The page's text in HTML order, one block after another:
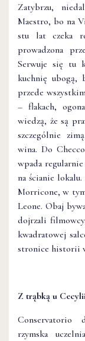
Zatybrzu,
Maestro, bo na
stu lat czeka
prowadzona
Serwuje się tu
kuchnię ubogą,
przede
– flakach,
wiedzą, że są
szczególnie
wina. Do
wpada
na ścianie
Morricone, w
Leone. Obaj
dojrzali
kwadratowej
stronice historii
Z trąbką u
rzymska